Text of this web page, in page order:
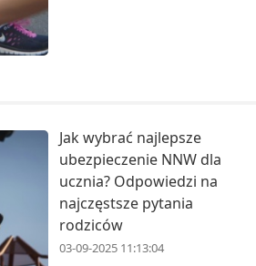
Jak wybrać najlepsze
ubezpieczenie NNW dla
ucznia? Odpowiedzi na
najczęstsze pytania
rodziców
03-09-2025 11:13:04